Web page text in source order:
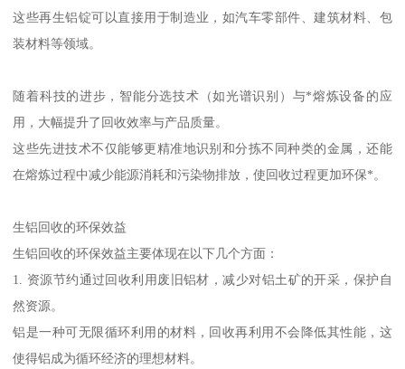
这些再生铝锭可以直接用于制造业，如汽车零部件、建筑材料、包
装材料等领域。
随着科技的进步，智能分选技术（如光谱识别）与*熔炼设备的应
用，大幅提升了回收效率与产品质量。
这些先进技术不仅能够更精准地识别和分拣不同种类的金属，还能
在熔炼过程中减少能源消耗和污染物排放，使回收过程更加环保*。
生铝回收的环保效益
生铝回收的环保效益主要体现在以下几个方面：
1. 资源节约通过回收利用废旧铝材，减少对铝土矿的开采，保护自
然资源。
铝是一种可无限循环利用的材料，回收再利用不会降低其性能，这
使得铝成为循环经济的理想材料。